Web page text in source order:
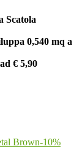
Scatola
0,540 mq a
€ 5,90
-10%